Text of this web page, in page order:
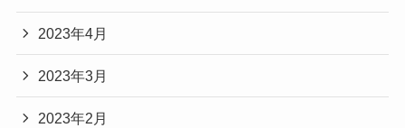
2023年4月
2023年3月
2023年2月